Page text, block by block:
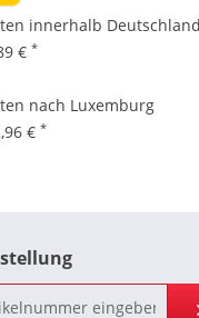
innerhalb
€ *
nach Luxemburg
€ *